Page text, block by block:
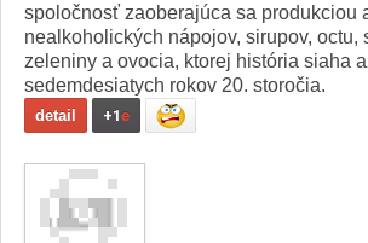
spoločnosť zaoberajúca sa produkciou
nealkoholických nápojov, sirupov, octu,
zeleniny a ovocia, ktorej história siaha
sedemdesiatych rokov 20. storočia.
detail +1e